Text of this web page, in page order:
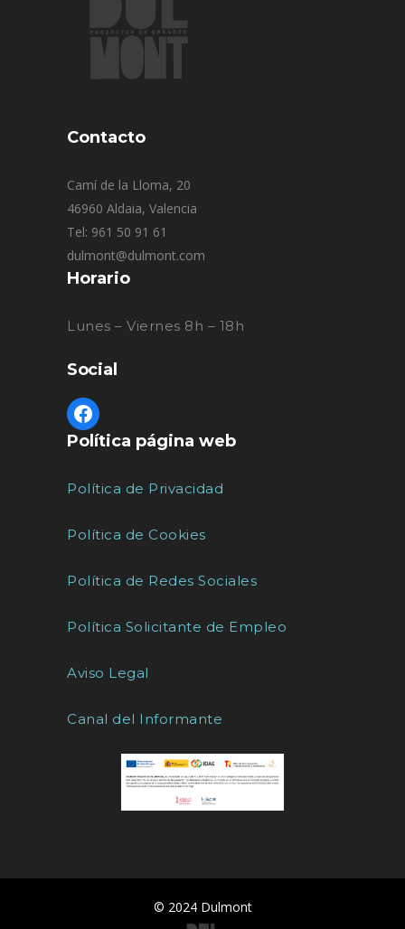
Contacto
Camí de la Lloma, 20
46960 Aldaia, Valencia
Tel: 961 50 91 61
dulmont@dulmont.com
Horario
Lunes – Viernes 8h – 18h
Social
Política página web
Política de Privacidad
Política de Cookies
Política de Redes Sociales
Política Solicitante de Empleo
Aviso Legal
Canal del Informante
© 2024 Dulmont